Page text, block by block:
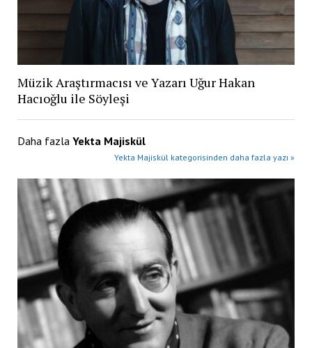
Müzik Araştırmacısı ve Yazarı Uğur Hakan
Hacıoğlu ile Söyleşi
Daha fazla Yekta Majiskül
Yekta Majiskül kategorisinden daha fazla yazı »